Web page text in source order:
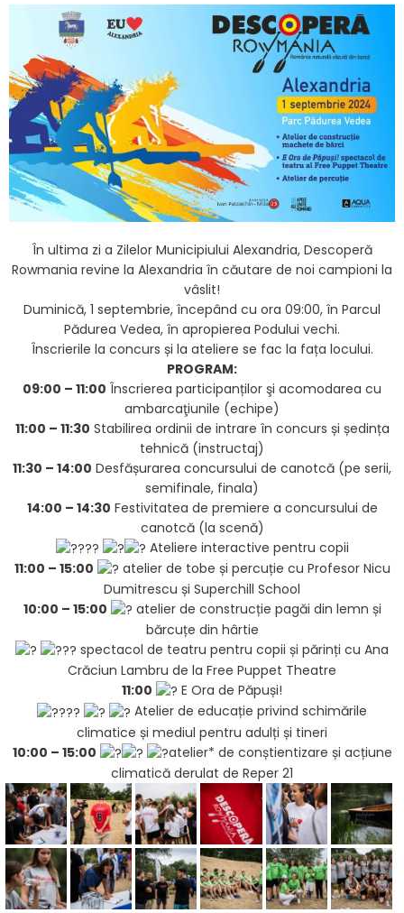
În ultima zi a Zilelor Municipiului Alexandria, Descoperă
Rowmania revine la Alexandria în căutare de noi campioni la
vâslit!
Duminică, 1 septembrie, începând cu ora 09:00, în Parcul
Pădurea Vedea, în apropierea Podului vechi.
Înscrierile la concurs și la ateliere se fac la fața locului.
PROGRAM:
09:00 – 11:00 Înscrierea participanților şi acomodarea cu
ambarcaţiunile (echipe)
11:00 – 11:30 Stabilirea ordinii de intrare în concurs și ședința
tehnică (instructaj)
11:30 – 14:00 Desfășurarea concursului de canotcă (pe serii,
semifinale, finala)
14:00 – 14:30 Festivitatea de premiere a concursului de
canotcă (la scenă)
Ateliere interactive pentru copii
11:00 – 15:00
atelier de tobe și percuție cu Profesor Nicu
Dumitrescu și Superchill School
10:00 – 15:00
atelier de construcție pagăi din lemn și
bărcuțe din hârtie
spectacol de teatru pentru copii și părinți cu Ana
Crăciun Lambru de la Free Puppet Theatre
11:00
E Ora de Păpuși!
Atelier de educație privind schimările
climatice și mediul pentru adulți și tineri
10:00 – 15:00
atelier* de conștientizare și acțiune
climatică derulat de Reper 21